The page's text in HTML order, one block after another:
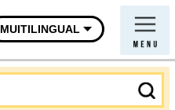
MUITILINGUAL